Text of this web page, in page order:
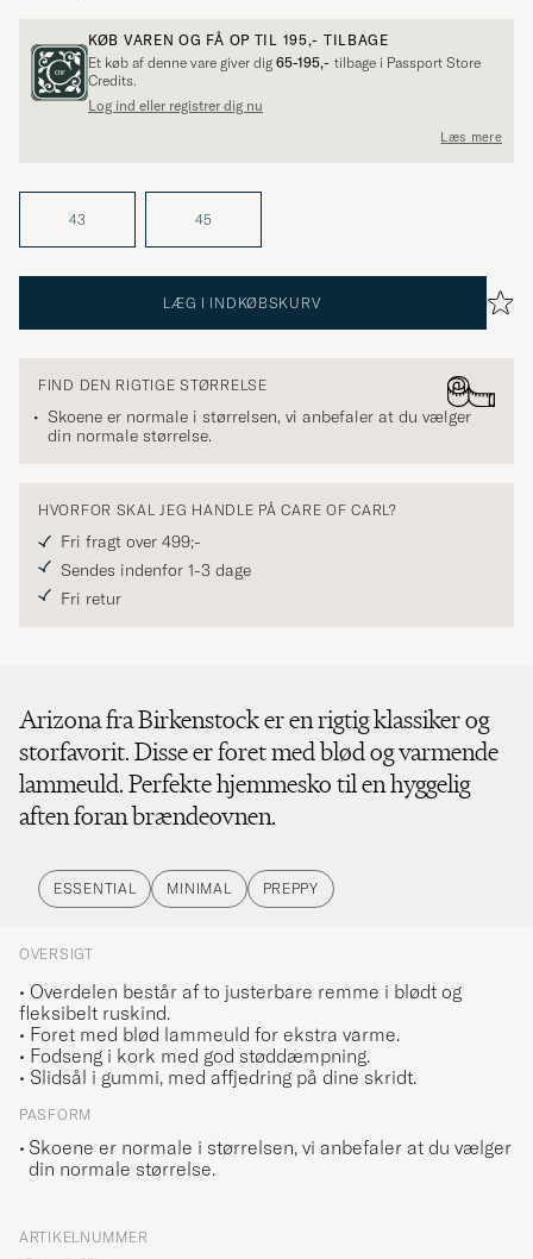
KØB VAREN OG FÅ OP TIL 195,- TILBAGE
Et køb af denne vare giver dig 65-195,- tilbage i Passport Store
Credits.
Log ind eller registrer dig nu
Læs mere
43 45
LÆG I INDKØBSKURV
FIND DEN RIGTIGE STØRRELSE
Skoene er normale i størrelsen, vi anbefaler at du vælger
din normale størrelse.
HVORFOR SKAL JEG HANDLE PÅ CARE OF CARL?
Fri fragt over 499;-
Sendes indenfor 1-3 dage
Fri retur
Arizona fra Birkenstock er en rigtig klassiker og
storfavorit. Disse er foret med blød og varmende
lammeuld. Perfekte hjemmesko til en hyggelig
aften foran brændeovnen.
ESSENTIAL MINIMAL PREPPY
OVERSIGT
• Overdelen består af to justerbare remme i blødt og
fleksibelt ruskind.
• Foret med blød lammeuld for ekstra varme.
• Fodseng i kork med god støddæmpning.
• Slidsål i gummi, med affjedring på dine skridt.
PASFORM
Skoene er normale i størrelsen, vi anbefaler at du vælger
din normale størrelse.
ARTIKELNUMMER